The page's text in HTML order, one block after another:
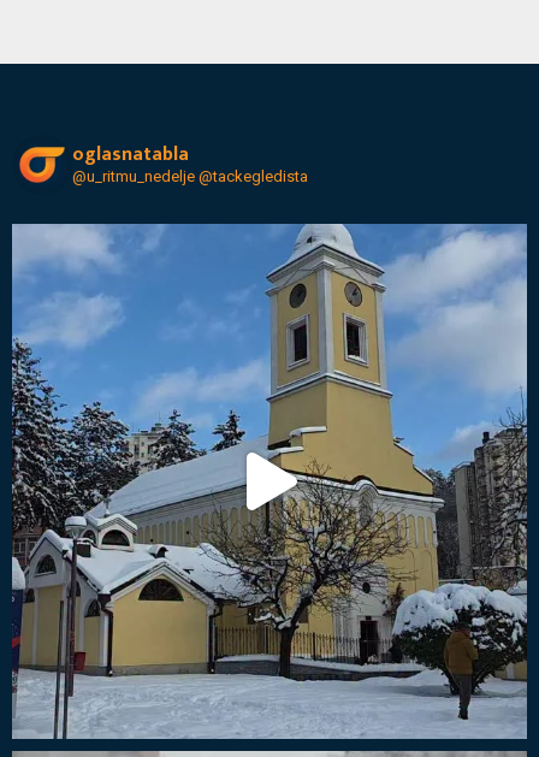
oglasnatabla
@u_ritmu_nedelje @tackegledista